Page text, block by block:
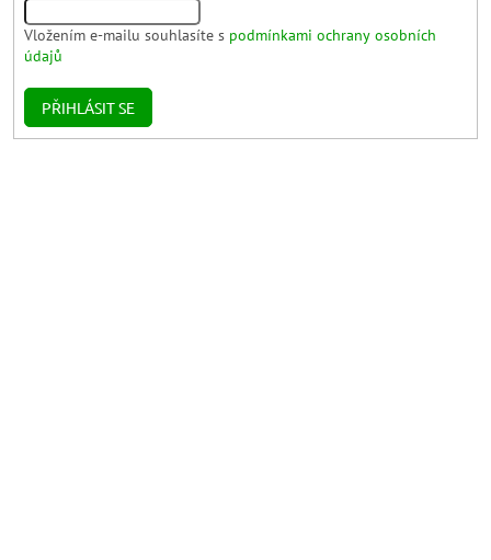
Vložením e-mailu souhlasíte s podmínkami ochrany osobních
údajů
PŘIHLÁSIT SE